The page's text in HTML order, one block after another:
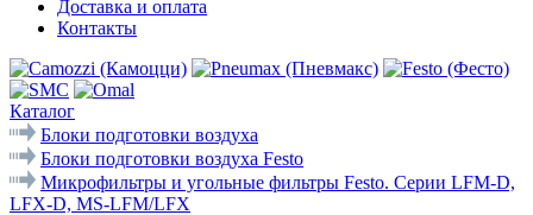
Доставка и оплата
Контакты
Каталог
Блоки подготовки воздуха
Блоки подготовки воздуха Festo
Микрофильтры и угольные фильтры Festo. Cерии LFM-D,
LFX-D, MS-LFM/LFX